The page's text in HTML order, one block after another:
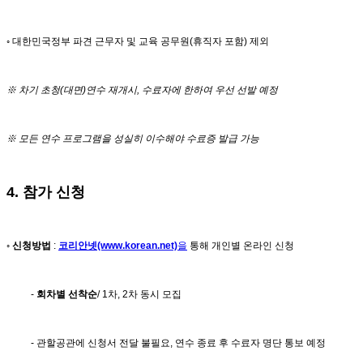
◦ 대한민국정부 파견 근무자 및 교육 공무원(휴직자 포함) 제외
※ 차기 초청(대면)연수 재개시, 수료자에 한하여 우선 선발 예정
※ 모든 연수 프로그램을 성실히 이수해야 수료증 발급 가능
4. 참가 신청
◦ 신청방법 : 코리안넷(www.korean.net)을 통해 개인별 온라인 신청
- 회차별 선착순/ 1차, 2차 동시 모집
- 관할공관에 신청서 전달 불필요, 연수 종료 후 수료자 명단 통보 예정